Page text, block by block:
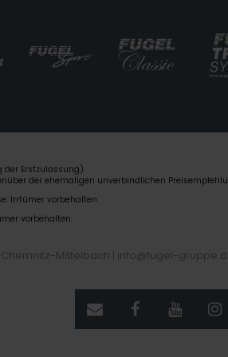
der Erstzulassung).
der ehemaligen unverbindlichen
Irrtümer vorbehalten.
vorbehalten.
Mittelbach | info@fugel-